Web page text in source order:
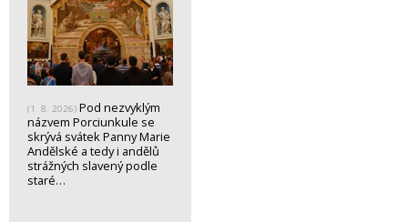
(1. 8. 2026) Pod nezvyklým
názvem Porciunkule se
skrývá svátek Panny Marie
Andělské a tedy i andělů
strážných slavený podle
staré…